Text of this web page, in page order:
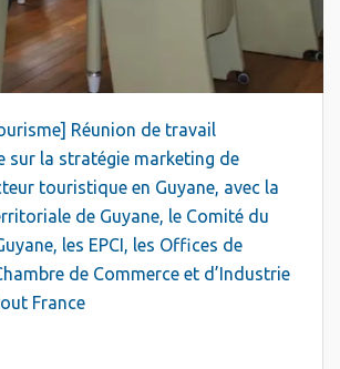
Réunion de travail
sur la stratégie marketing de
touristique en Guyane, avec la
de Guyane, le Comité du
les EPCI, les Offices de
de Commerce et d’Industrie
France